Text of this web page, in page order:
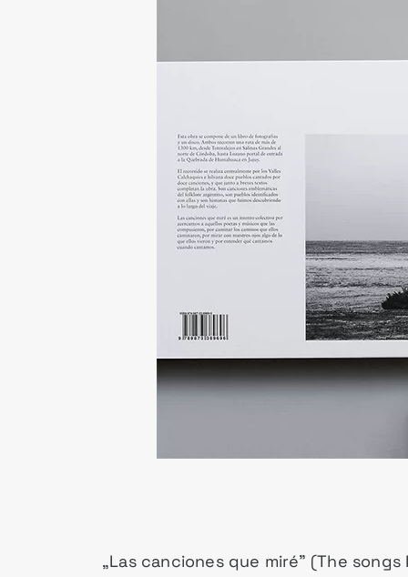
„Las canciones que miré” (The